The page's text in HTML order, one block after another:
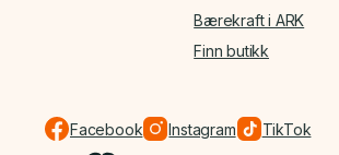
Bærekraft i ARK
Finn butikk
Facebook Instagram TikTok